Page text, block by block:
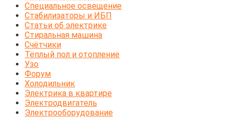
Специальное освещение
Стабилизаторы и ИБП
Статьи об электрике
Стиральная машина
Счётчики
Тёплый пол и отопление
Узо
Форум
Холодильник
Электрика в квартире
Электродвигатель
Электрооборудование